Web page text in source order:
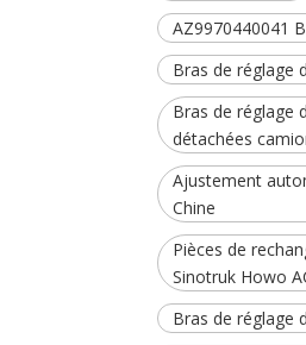
AZ9970440041
Bras de réglage
Bras de réglage
détachées
Ajustement
Chine
Pièces de
Sinotruk Howo
Bras de réglage